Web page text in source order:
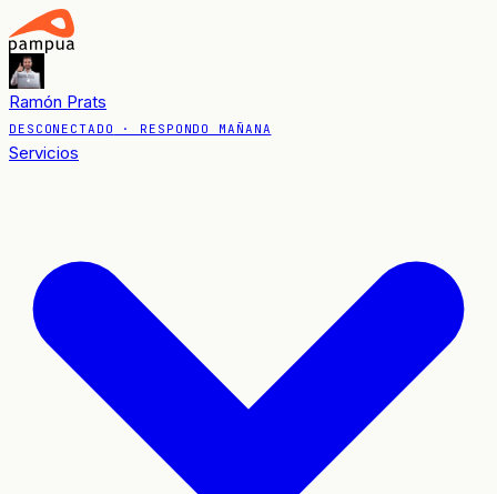
Ramón Prats
DESCONECTADO · RESPONDO MAÑANA
Servicios